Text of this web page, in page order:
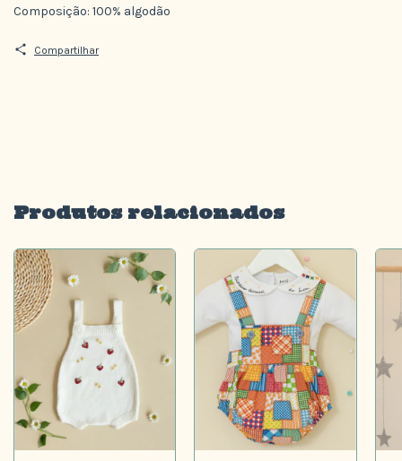
Composição: 100% algodão
Compartilhar
Produtos relacionados